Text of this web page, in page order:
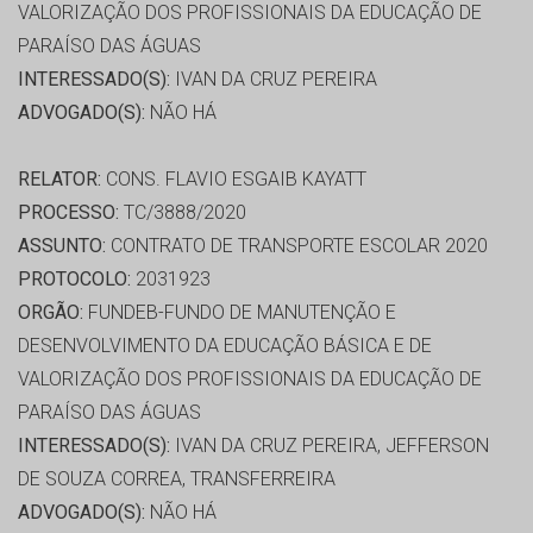
VALORIZAÇÃO DOS PROFISSIONAIS DA EDUCAÇÃO DE
PARAÍSO DAS ÁGUAS
INTERESSADO(S): IVAN DA CRUZ PEREIRA
ADVOGADO(S): NÃO HÁ
RELATOR: CONS. FLAVIO ESGAIB KAYATT
PROCESSO: TC/3888/2020
ASSUNTO: CONTRATO DE TRANSPORTE ESCOLAR 2020
PROTOCOLO: 2031923
ORGÃO: FUNDEB-FUNDO DE MANUTENÇÃO E
DESENVOLVIMENTO DA EDUCAÇÃO BÁSICA E DE
VALORIZAÇÃO DOS PROFISSIONAIS DA EDUCAÇÃO DE
PARAÍSO DAS ÁGUAS
INTERESSADO(S): IVAN DA CRUZ PEREIRA, JEFFERSON
DE SOUZA CORREA, TRANSFERREIRA
ADVOGADO(S): NÃO HÁ